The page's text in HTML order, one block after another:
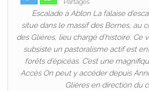
Escalade à Ablon La falaise
situe dans le massif des Bornes, au
des Glières, lieu chargé d’histoire. Ce
subsiste un pastoralisme actif est
forêts d’épicéas. C’est une
Accès On peut y accéder depuis
Glières en direction du